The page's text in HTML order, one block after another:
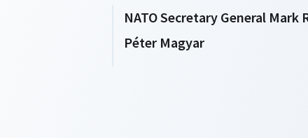
NATO Secretary General
Péter Magyar